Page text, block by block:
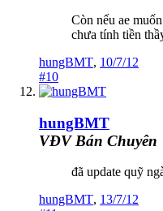
Còn nếu ae
chưa tính tiền
hungBMT, 10/7/12
#10
hungBMT
VĐV Bán Chuyên
đã update quỹ
hungBMT, 13/7/12